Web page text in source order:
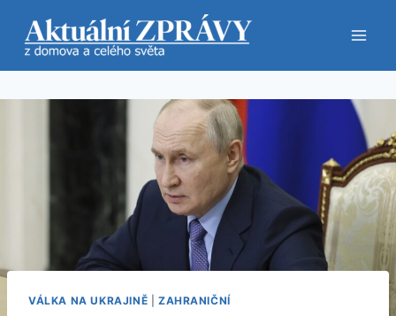
obsah
VÁLKA NA UKRAJINĚ ZAHRANIČNÍ